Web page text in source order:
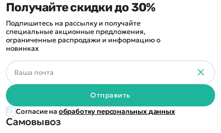
Самовывоз
Получайте скидки до 30%
Подпишитесь на рассылку и получайте
специальные акционные предложения,
ограниченные распродажи и информацию о
новинках
Отправить
Согласие на обработку персональных данных